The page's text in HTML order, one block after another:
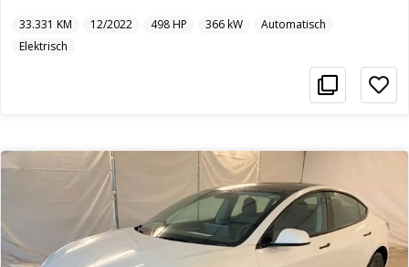
33.331 KM 12/2022 498HP 366kW
Automatisch
Elektrisch